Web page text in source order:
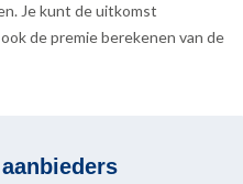
Je kunt de uitkomst
de premie berekenen van de